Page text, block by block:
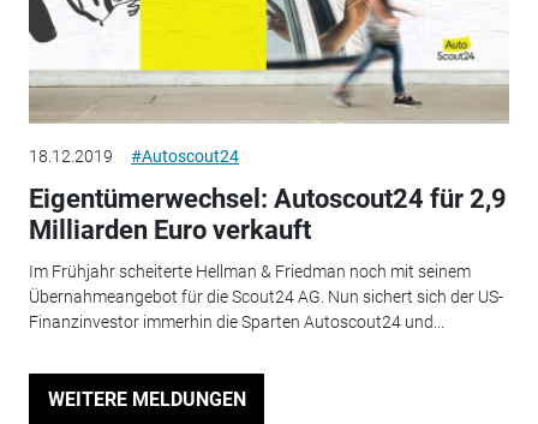
18.12.2019 #Autoscout24
Eigentümerwechsel: Autoscout24 für 2,9
Milliarden Euro verkauft
Im Frühjahr scheiterte Hellman & Friedman noch mit seinem
Übernahmeangebot für die Scout24 AG. Nun sichert sich der US-
Finanzinvestor immerhin die Sparten Autoscout24 und...
WEITERE MELDUNGEN